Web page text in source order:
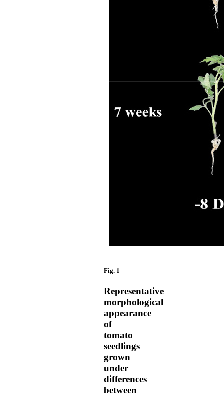
Fig. 1
Representative
morphological
appearance
of
tomato
seedlings
grown
under
differences
between